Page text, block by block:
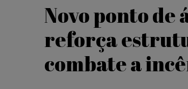
Novo ponto de
reforça
combate a